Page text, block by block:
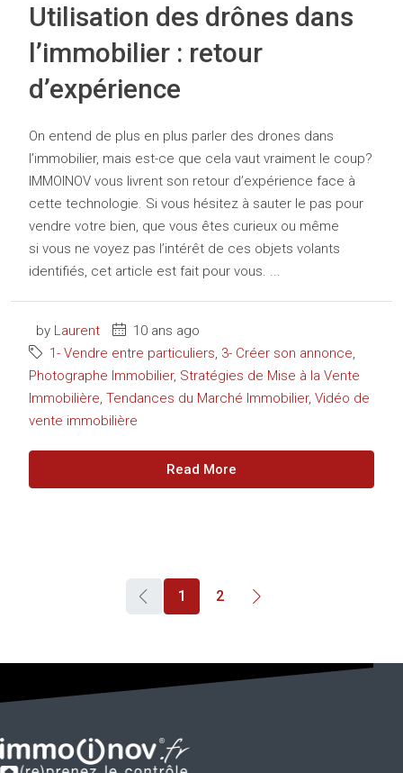
Utilisation des drônes dans
l’immobilier : retour
d’expérience
On entend de plus en plus parler des drones dans
l’immobilier, mais est-ce que cela vaut vraiment le coup?
IMMOINOV vous livrent son retour d’expérience face à
cette technologie. Si vous hésitez à sauter le pas pour
vendre votre bien, que vous êtes curieux ou même
si vous ne voyez pas l’intérêt de ces objets volants
identifiés, cet article est fait pour vous. ...
by Laurent
10 ans ago
1- Vendre entre particuliers, 3- Créer son annonce,
Photographe Immobilier, Stratégies de Mise à la Vente
Immobilière, Tendances du Marché Immobilier, Vidéo de
vente immobilière
Read More
1 2